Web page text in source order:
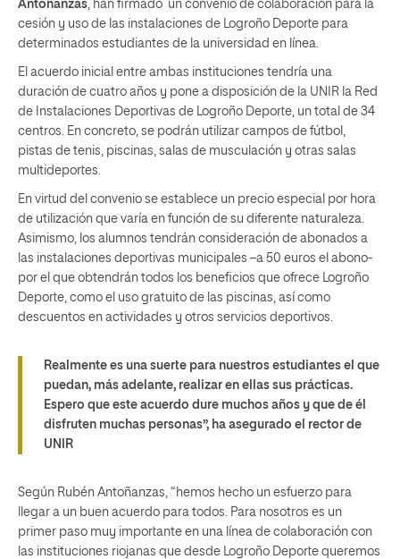
Antoñanzas, han firmado un convenio de colaboración para la
cesión y uso de las instalaciones de Logroño Deporte para
determinados estudiantes de la universidad en línea.
El acuerdo inicial entre ambas instituciones tendría una
duración de cuatro años y pone a disposición de la UNIR la Red
de Instalaciones Deportivas de Logroño Deporte, un total de 34
centros. En concreto, se podrán utilizar campos de fútbol,
pistas de tenis, piscinas, salas de musculación y otras salas
multideportes.
En virtud del convenio se establece un precio especial por hora
de utilización que varía en función de su diferente naturaleza.
Asimismo, los alumnos tendrán consideración de abonados a
las instalaciones deportivas municipales –a 50 euros el abono-
por el que obtendrán todos los beneficios que ofrece Logroño
Deporte, como el uso gratuito de las piscinas, así como
descuentos en actividades y otros servicios deportivos.
Realmente es una suerte para nuestros estudiantes el que
puedan, más adelante, realizar en ellas sus prácticas.
Espero que este acuerdo dure muchos años y que de él
disfruten muchas personas”, ha asegurado el rector de
UNIR
Según Rubén Antoñanzas, “hemos hecho un esfuerzo para
llegar a un buen acuerdo para todos. Para nosotros es un
primer paso muy importante en una línea de colaboración con
las instituciones riojanas que desde Logroño Deporte queremos